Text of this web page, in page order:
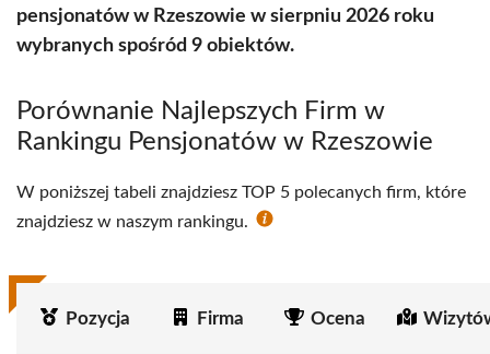
pensjonatów w Rzeszowie w sierpniu 2026 roku
wybranych spośród 9 obiektów.
Porównanie Najlepszych Firm w
Rankingu Pensjonatów w Rzeszowie
W poniższej tabeli znajdziesz TOP 5 polecanych firm, które
znajdziesz w naszym rankingu.
Pozycja Firma Ocena